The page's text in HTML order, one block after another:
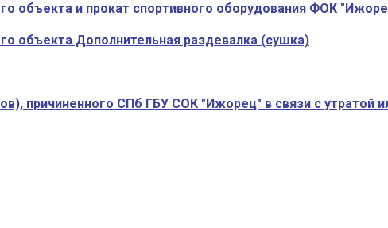
объекта и прокат спортивного оборудования ФОК
объекта Дополнительная раздевалка (сушка)
причиненного СПб ГБУ СОК "Ижорец" в связи с утратой